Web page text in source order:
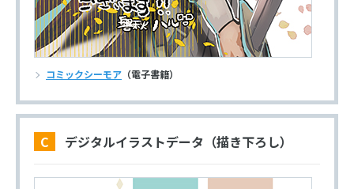
コミックシーモア （電子書籍）
C デジタルイラストデータ（描き下ろし）